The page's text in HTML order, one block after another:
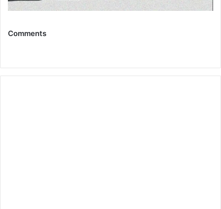
Comments